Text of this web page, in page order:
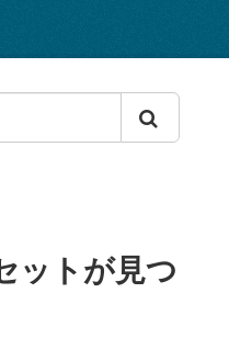
ットが見つ